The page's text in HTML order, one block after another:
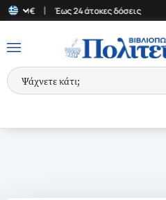
30€ Έως 24 άτοκες δόσεις